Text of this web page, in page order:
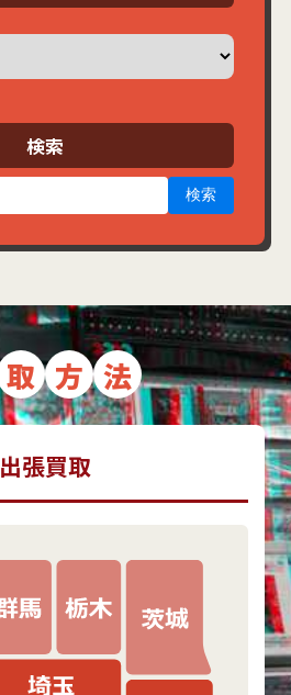
検索
検索
取 方 法
出張買取